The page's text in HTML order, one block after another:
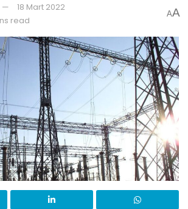
18 Mart 2022
read
AA